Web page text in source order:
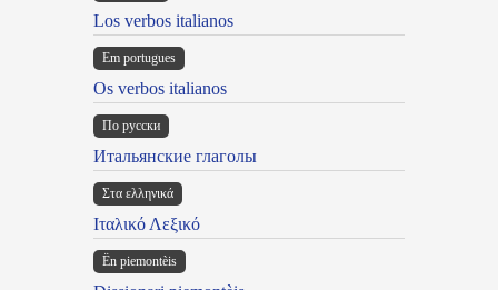
Los verbos italianos
Em portugues
Os verbos italianos
По русски
Итальянские глаголы
Στα ελληνικά
Ιταλικό Λεξικό
Ën piemontèis